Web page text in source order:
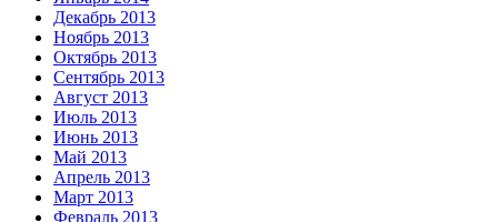
Декабрь 2013
Ноябрь 2013
Октябрь 2013
Сентябрь 2013
Август 2013
Июль 2013
Июнь 2013
Май 2013
Апрель 2013
Март 2013
Февраль 2013